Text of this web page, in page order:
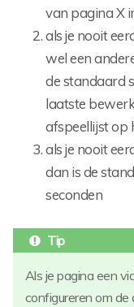
van pagina X
als je nooit
wel een
de standaard
laatste
afspeellijst op
als je nooit
dan is de
seconden
Als je pagina een
configureren om